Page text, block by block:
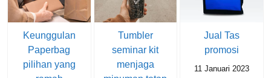
Keunggulan
Paperbag
pilihan yang
Tumbler
seminar kit
menjaga
Jual Tas
promosi
11 Januari 2023